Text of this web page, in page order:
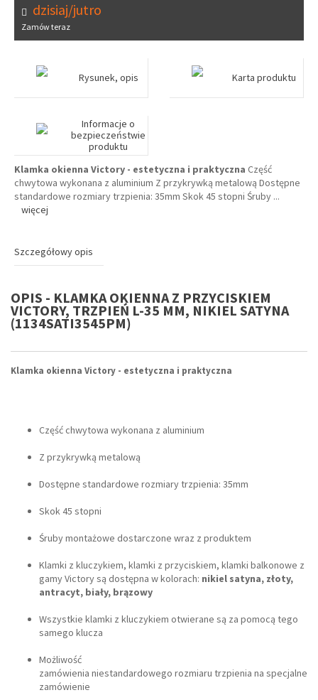
dzisiaj/jutro
Zamów teraz
Rysunek, opis Karta produktu
Informacje o
bezpieczeństwie
produktu
Klamka okienna Victory - estetyczna i praktyczna Część
chwytowa wykonana z aluminium Z przykrywką metalową Dostępne
standardowe rozmiary trzpienia: 35mm Skok 45 stopni Śruby ...
więcej
Szczegółowy opis
OPIS - KLAMKA OKIENNA Z PRZYCISKIEM
VICTORY, TRZPIEŃ L-35 MM, NIKIEL SATYNA
(1134SATI3545PM)
Klamka okienna Victory - estetyczna i praktyczna
Część chwytowa wykonana z aluminium
Z przykrywką metalową
Dostępne standardowe rozmiary trzpienia: 35mm
Skok 45 stopni
Śruby montażowe dostarczone wraz z produktem
Klamki z kluczykiem, klamki z przyciskiem, klamki balkonowe z
gamy Victory są dostępna w kolorach: nikiel satyna, złoty,
antracyt, biały, brązowy
Wszystkie klamki z kluczykiem otwierane są za pomocą tego
samego klucza
Możliwość
zamówienia niestandardowego rozmiaru trzpienia na specjalne
zamówienie